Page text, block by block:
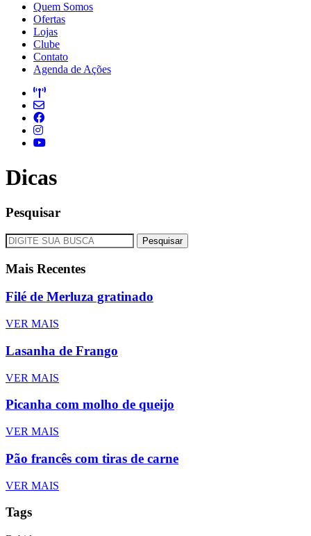
Quem Somos
Ofertas
Lojas
Clube
Contato
Agenda de Ações
Dicas
Pesquisar
Pesquisar
Mais Recentes
Filé de Merluza gratinado
VER MAIS
Lasanha de Frango
VER MAIS
Picanha com molho de queijo
VER MAIS
Pão francês com tiras de carne
VER MAIS
Tags